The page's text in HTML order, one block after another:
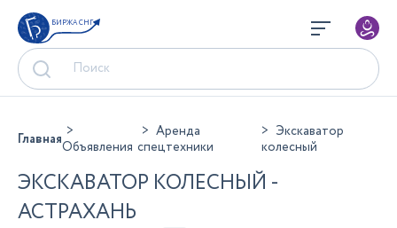
БИРЖА СНГ
ГлавнаяОбъявления
Аренда
спецтехники
Экскаватор
колесный
ЭКСКАВАТОР КОЛЕСНЫЙ -
АСТРАХАНЬ